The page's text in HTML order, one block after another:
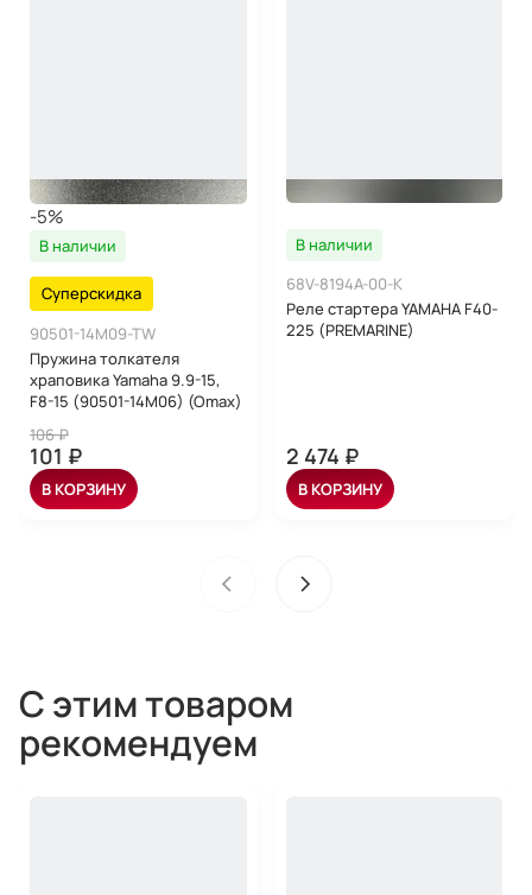
-5%
В наличии
Суперскидка
90501-14M09-TW
Пружина толкателя
храповика Yamaha 9.9-15,
F8-15 (90501-14M06) (Omax)
106 ₽
101 ₽
В КОРЗИНУ
В наличии
68V-8194A-00-K
Реле стартера YAMAHA F40-
225 (PREMARINE)
2 474 ₽
В КОРЗИНУ
С этим товаром
рекомендуем